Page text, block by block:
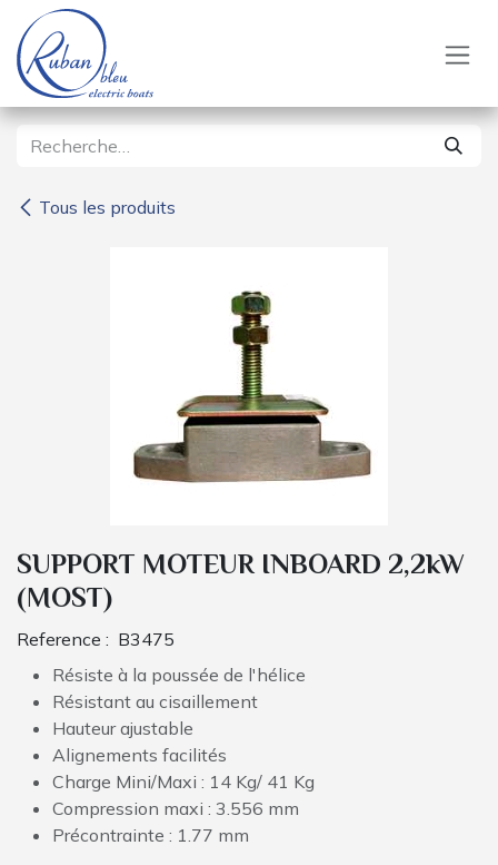
Se rendre au contenu
Tous les produits
SUPPORT MOTEUR INBOARD 2,2kW
(MOST)
Reference : B3475
Résiste à la poussée de l'hélice
Résistant au cisaillement
Hauteur ajustable
Alignements facilités
Charge Mini/Maxi : 14 Kg/ 41 Kg
Compression maxi : 3.556 mm
Précontrainte : 1.77 mm